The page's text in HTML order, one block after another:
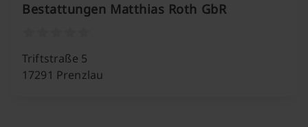
Bestattungen Matthias Roth GbR
Triftstraße 5
17291 Prenzlau